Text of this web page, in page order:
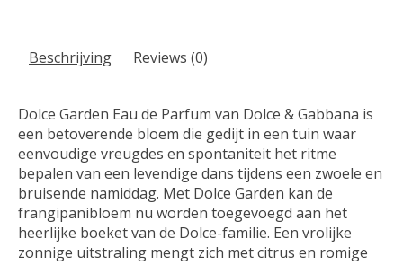
Beschrijving Reviews (0)
Dolce Garden Eau de Parfum van Dolce & Gabbana is
een betoverende bloem die gedijt in een tuin waar
eenvoudige vreugdes en spontaniteit het ritme
bepalen van een levendige dans tijdens een zwoele en
bruisende namiddag. Met Dolce Garden kan de
frangipanibloem nu worden toegevoegd aan het
heerlijke boeket van de Dolce-familie. Een vrolijke
zonnige uitstraling mengt zich met citrus en romige